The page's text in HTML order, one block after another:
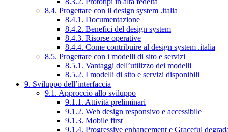
8.4. Progettare con il design system .italia
8.4.1. Documentazione
8.4.2. Benefici del design system
8.4.3. Risorse operative
8.4.4. Come contribuire al design system .italia
8.5. Progettare con i modelli di sito e servizi
8.5.1. Vantaggi dell’utilizzo dei modelli
8.5.2. I modelli di sito e servizi disponibili
9. Sviluppo dell’interfaccia
9.1. Approccio allo sviluppo
9.1.1. Attività preliminari
9.1.2. Web design responsivo e accessibile
9.1.3. Mobile first
9.1.4. Progressive enhancement e Graceful